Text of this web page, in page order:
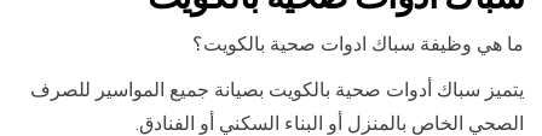
ما هي وظيفة سباك ادوات صحية بالكويت؟
يتميز سباك أدوات صحية بالكويت بصيانة جميع المواسير للصرف
الصحي الخاص بالمنزل أو البناء السكني أو الفنادق.